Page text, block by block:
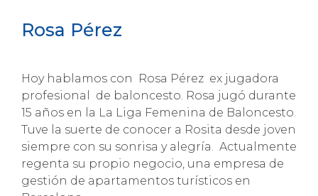
Rosa Pérez
Hoy hablamos con Rosa Pérez ex jugadora
profesional de baloncesto. Rosa jugó durante
15 años en la La Liga Femenina de Baloncesto.
Tuve la suerte de conocer a Rosita desde joven
siempre con su sonrisa y alegría. Actualmente
regenta su propio negocio, una empresa de
gestión de apartamentos turísticos en